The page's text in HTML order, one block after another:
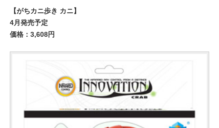
【がちカニ歩き カニ】
4月発売予定
価格：3,608円